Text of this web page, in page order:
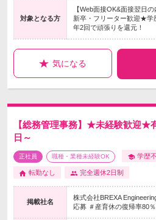
対象となる方
【Web面接OK&面接翌日
新卒・フリーター歓迎★
年2回で頑張りを還元！
気になる
【総務管理事務】★未経験歓迎★
日～
正社員 職種・業種未経験OK 学歴
転勤なし 完全週休2日制
掲載社名
株式会社BREXA
応募 ＃産育休の復帰率80％